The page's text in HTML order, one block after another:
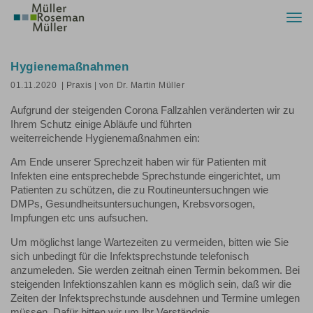
Hygienemaßnahmen
01.11.2020 | Praxis | von Dr. Martin Müller
Aufgrund der steigenden Corona Fallzahlen veränderten wir zu
Ihrem Schutz einige Abläufe und führten
weiterreichende Hygienemaßnahmen ein:
Am Ende unserer Sprechzeit haben wir für Patienten mit
Infekten eine entsprechebde Sprechstunde eingerichtet, um
Patienten zu schützen, die zu Routineuntersuchngen wie
DMPs, Gesundheitsuntersuchungen, Krebsvorsogen,
Impfungen etc uns aufsuchen.
Um möglichst lange Wartezeiten zu vermeiden, bitten wie Sie
sich unbedingt für die Infektsprechstunde telefonisch
anzumeleden. Sie werden zeitnah einen Termin bekommen. Bei
steigenden Infektionszahlen kann es möglich sein, daß wir die
Zeiten der Infektsprechstunde ausdehnen und Termine umlegen